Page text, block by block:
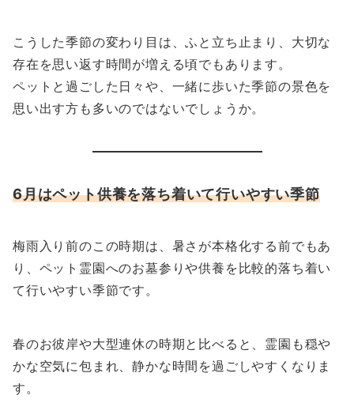
こうした季節の変わり目は、ふと立ち止まり、大切な
存在を思い返す時間が増える頃でもあります。
ペットと過ごした日々や、一緒に歩いた季節の景色を
思い出す方も多いのではないでしょうか。
6月はペット供養を落ち着いて行いやすい季節
梅雨入り前のこの時期は、暑さが本格化する前でもあ
り、ペット霊園へのお墓参りや供養を比較的落ち着い
て行いやすい季節です。
春のお彼岸や大型連休の時期と比べると、霊園も穏や
かな空気に包まれ、静かな時間を過ごしやすくなりま
す。